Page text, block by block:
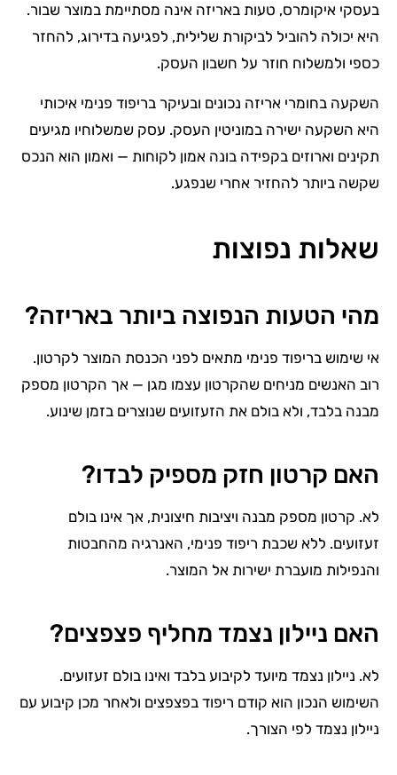
בעסקי איקומרס, טעות באריזה אינה מסתיימת במוצר שבור.
היא יכולה להוביל לביקורת שלילית, לפגיעה בדירוג, להחזר
כספי ולמשלוח חוזר על חשבון העסק.
השקעה בחומרי אריזה נכונים ובעיקר בריפוד פנימי איכותי
היא השקעה ישירה במוניטין העסק. עסק שמשלוחיו מגיעים
תקינים וארוזים בקפידה בונה אמון לקוחות — ואמון הוא הנכס
שקשה ביותר להחזיר אחרי שנפגע.
שאלות נפוצות
מהי הטעות הנפוצה ביותר באריזה?
אי שימוש בריפוד פנימי מתאים לפני הכנסת המוצר לקרטון.
רוב האנשים מניחים שהקרטון עצמו מגן — אך הקרטון מספק
מבנה בלבד, ולא בולם את הזעזועים שנוצרים בזמן שינוע.
האם קרטון חזק מספיק לבדו?
לא. קרטון מספק מבנה ויציבות חיצונית, אך אינו בולם
זעזועים. ללא שכבת ריפוד פנימי, האנרגיה מהחבטות
והנפילות מועברת ישירות אל המוצר.
האם ניילון נצמד מחליף פצפצים?
לא. ניילון נצמד מיועד לקיבוע בלבד ואינו בולם זעזועים.
השימוש הנכון הוא קודם ריפוד בפצפצים ולאחר מכן קיבוע עם
ניילון נצמד לפי הצורך.